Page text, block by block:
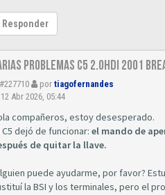
Responder
problemas C5 2.0hdi 2001
#227710 por tiagofernandes
12 Abr 2026, 05:44
compañeros, estoy desesperado.
C5 dejó de funcionar: el mando de a
de quitar la llave.
puede ayudarme, por favor?
la BSI y los terminales, pero el